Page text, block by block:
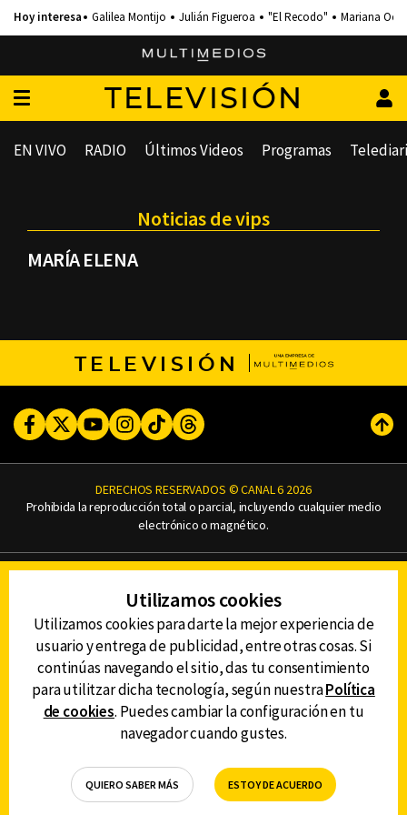
Galilea Montijo Julián Figueroa "El Recodo" Mariana
TELEVISIÓN
EN VIVO RADIO Últimos Videos Programas
Noticias de vips
MARÍA ELENA
TELEVISIÓN
FacebookTwitterYoutubeInstagram
TikTokThreads
DERECHOS RESERVADOS © CANAL 6 2026
Prohibida la reproducción total o parcial, incluyendo cualquier medio
electrónico o magnético.
AVISO DE PRIVACIDAD
AVISO LEGAL
DEFENSORÍA DE LAS AUDIENCIAS
DESCARGA LA APP DE CANAL 6
Utilizamos cookies
Utilizamos cookies para darte la mejor experiencia de
usuario y entrega de publicidad, entre otras cosas. Si
continúas navegando el sitio, das tu consentimiento
para utilitzar dicha tecnología, según nuestraPolítica
de cookies. Puedes cambiar la configuración en tu
navegador cuando gustes.
QUIERO SABER MÁS ESTOY DE ACUERDO